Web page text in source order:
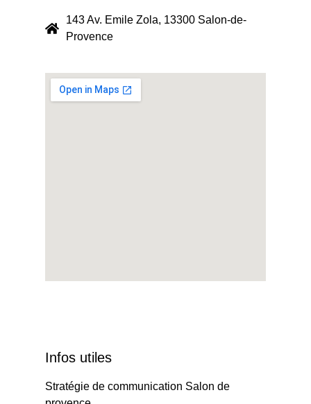
143 Av. Emile Zola, 13300 Salon-de-
Provence
Infos utiles
Stratégie de communication Salon de